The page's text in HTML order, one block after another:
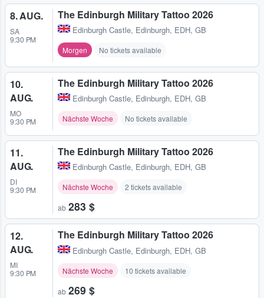
8. AUG.
SA
9:30 PM
The Edinburgh Military Tattoo 2026
Edinburgh Castle, Edinburgh, EDH, GB
Morgen No tickets available
10.
AUG.
MO
9:30 PM
The Edinburgh Military Tattoo 2026
Edinburgh Castle, Edinburgh, EDH, GB
Nächste Woche No tickets available
11.
AUG.
DI
9:30 PM
The Edinburgh Military Tattoo 2026
Edinburgh Castle, Edinburgh, EDH, GB
Nächste Woche 2 tickets available
ab 283 $
12.
AUG.
MI
9:30 PM
The Edinburgh Military Tattoo 2026
Edinburgh Castle, Edinburgh, EDH, GB
Nächste Woche 10 tickets available
ab 269 $